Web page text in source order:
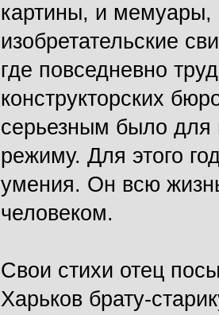
картины, и мемуары,
изобретательские
где повседневно
конструкторских
серьезным было для
режиму. Для этого
умения. Он всю
человеком.
Свои стихи отец
Харьков брату-